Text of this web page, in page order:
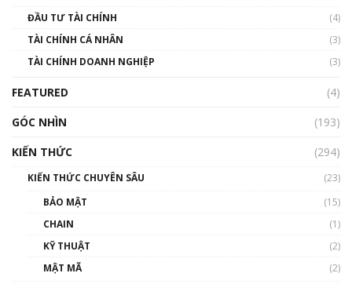
00:02:14
Nhìn lại năm 2022: Những sự kiện ảnh hưởng
đến hệ sinh thái tiền mã hoá | Phổ cập
ĐẦU TƯ TÀI CHÍNH
(4)
TÀI CHÍNH CÁ NHÂN
(3)
TÀI CHÍNH DOANH NGHIỆP
(3)
FEATURED
(4)
GÓC NHÌN
(193)
KIẾN THỨC
(294)
KIẾN THỨC CHUYÊN SÂU
(23)
BẢO MẬT
(15)
CHAIN
(1)
KỸ THUẬT
(2)
MẬT MÃ
(2)